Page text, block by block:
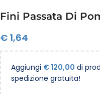
Fini Passata Di
€ 1,64
Aggiungi €120,00 di
spedizione gratuita!